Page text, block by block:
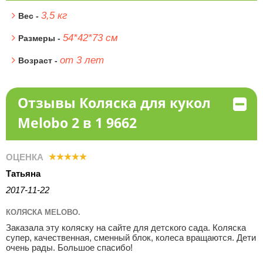
Вес - 3,5 кг
Размеры - 54*42*73 см
Возраст - от 3 лет
Отзывы Коляска для кукол
Melobo 2 в 1 9662
ОЦЕНКА
Татьяна
2017-11-22
КОЛЯСКА MELOBO.
Заказала эту коляску на сайте для детского сада. Коляска
супер, качественная, сменный блок, колеса вращаются. Дети
очень рады. Большое спасибо!